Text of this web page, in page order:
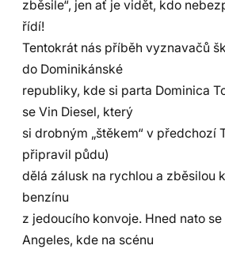
zběsile“, jen ať je vidět, kdo
řídí!
Tentokrát nás příběh vyznavačů
do Dominikánské
republiky, kde si parta Dominica
se Vin Diesel, který
si drobným „štěkem“ v předchozí
připravil půdu)
dělá zálusk na rychlou a zběsilou
benzínu
z jedoucího konvoje. Hned nato
Angeles, kde na scénu